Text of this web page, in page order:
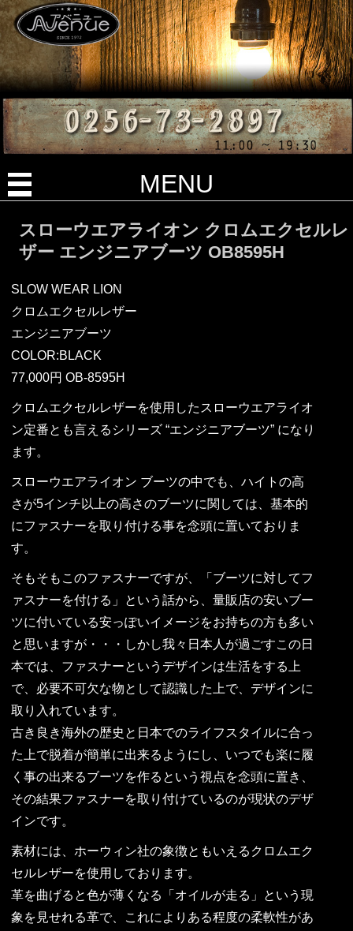
MENU
スローウエアライオン クロムエクセルレ
ザー エンジニアブーツ OB8595H
SLOW WEAR LION
クロムエクセルレザー
エンジニアブーツ
COLOR:BLACK
77,000円 OB-8595H
クロムエクセルレザーを使用したスローウエアライオ
ン定番とも言えるシリーズ “エンジニアブーツ” になり
ます。
スローウエアライオン ブーツの中でも、ハイトの高
さが5インチ以上の高さのブーツに関しては、基本的
にファスナーを取り付ける事を念頭に置いておりま
す。
そもそもこのファスナーですが、「ブーツに対してフ
ァスナーを付ける」という話から、量販店の安いブー
ツに付いている安っぽいイメージをお持ちの方も多い
と思いますが・・・しかし我々日本人が過ごすこの日
本では、ファスナーというデザインは生活をする上
で、必要不可欠な物として認識した上で、デザインに
取り入れています。
古き良き海外の歴史と日本でのライフスタイルに合っ
た上で脱着が簡単に出来るようにし、いつでも楽に履
く事の出来るブーツを作るという視点を念頭に置き、
その結果ファスナーを取り付けているのが現状のデザ
インです。
素材には、ホーウィン社の象徴ともいえるクロムエク
セルレザーを使用しております。
革を曲げると色が薄くなる「オイルが走る」という現
象を見せれる革で、これによりある程度の柔軟性があ